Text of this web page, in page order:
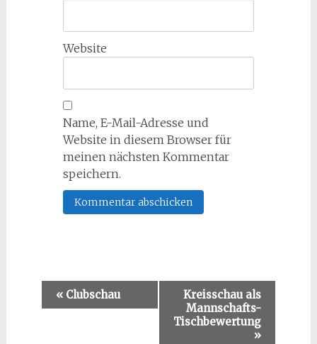
Website
Name, E-Mail-Adresse und
Website in diesem Browser für
meinen nächsten Kommentar
speichern.
Veranstaltung-
Navigation
«Clubschau
Kreisschau als
Mannschafts-
Tischbewertung
»